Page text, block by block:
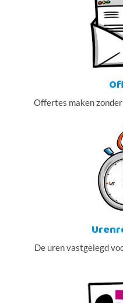
Offertes maken
De uren vastgelegd